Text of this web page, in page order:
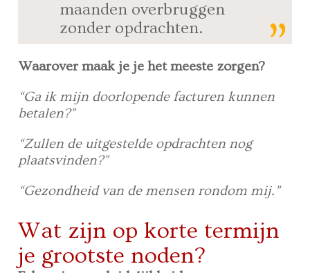
maanden overbruggen
zonder opdrachten.
Waarover maak je je het meeste zorgen?
“Ga ik mijn doorlopende facturen kunnen
betalen?”
“Zullen de uitgestelde opdrachten nog
plaatsvinden?”
“Gezondheid van de mensen rondom mij.”
Wat zijn op korte termijn
je grootste noden?